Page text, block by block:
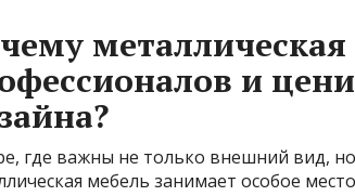
и
где важны не только внешний вид,
мебель занимает особое